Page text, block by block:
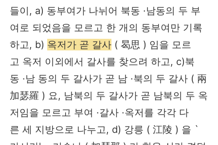
들이, a) 동부여가 나뉘어 북동 ·남동의 두 부
여로 되었음을 모르고 한 개의 동부여만 기록
하고, b) 옥저가 곧 갈사 ( 曷思 ) 임을 모르
고 옥저 이외에서 갈사를 찾으려 하고, c)북
동 ·남 동의 두 갈사가 곧 남 ·북의 두 갈사 ( 兩
加瑟羅 ) 요, 남북의 두 갈사가 곧 남북의 두 옥
저임을 모르고 부여 ·갈사 ·옥저를 각각 다
른 세 지방으로 나누고, d) 강릉 ( 江陵 ) 을 `